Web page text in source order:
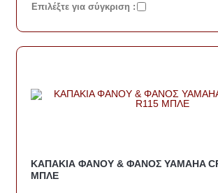
Eπιλέξτε για σύγκριση :
ΚΑΠΑΚΙΑ ΦΑΝΟΥ & ΦΑΝΟΣ YAMAHA
ΜΠΛΕ